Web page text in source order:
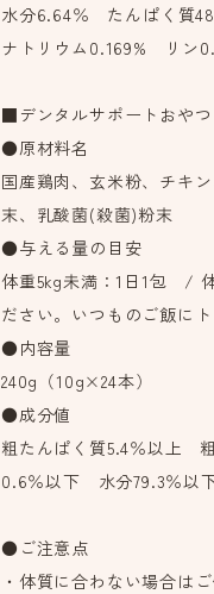
水分6.64％ たんぱく質
ナトリウム0.169% リン
■デンタルサポートおやつ
●原材料名
国産鶏肉、玄米粉、チキ
末、乳酸菌(殺菌)粉末
●与える量の目安
体重5kg未満：1日1包 /
ださい。いつものご飯に
●内容量
240g（10g×24本）
●成分値
粗たんぱく質5.4％以上
0.6％以下 水分79.3％以
●ご注意点
・体質に合わない場合は